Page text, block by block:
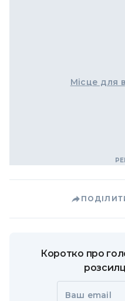
Місце для
Коротко про
Ваш email